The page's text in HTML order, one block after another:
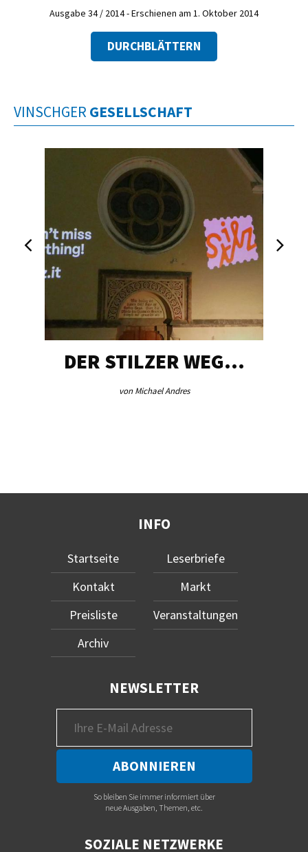
Ausgabe 34 / 2014 - Erschienen am 1. Oktober 2014
DURCHBLÄTTERN
VINSCHGER GESELLSCHAFT
DER STILZER WEG…
von Michael Andres
INFO
Startseite
Kontakt
Preisliste
Archiv
Leserbriefe
Markt
Veranstaltungen
NEWSLETTER
So bleiben Sie immer informiert über
neue Ausgaben, Themen, etc.
SOZIALE NETZWERKE